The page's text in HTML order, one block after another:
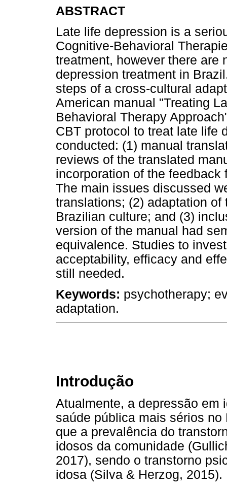
ABSTRACT
Late life depression is a
Cognitive-Behavioral
treatment, however there are
depression treatment in
steps of a cross-cultural
American manual "Treating
Behavioral Therapy
CBT protocol to treat late life
conducted: (1) manual
reviews of the translated
incorporation of the
The main issues discussed
translations; (2) adaptation
Brazilian culture; and (3)
version of the manual had
equivalence. Studies to
acceptability, efficacy and
still needed.
Keywords: psychotherapy;
adaptation.
Introdução
Atualmente, a depressão em
saúde pública mais sérios
que a prevalência do
idosos da comunidade
2017), sendo o transtorno
idosa (Silva & Herzog, 2015).